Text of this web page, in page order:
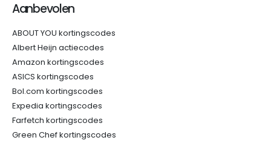
Aanbevolen
ABOUT YOU kortingscodes
Albert Heijn actiecodes
Amazon kortingscodes
ASICS kortingscodes
Bol.com kortingscodes
Expedia kortingscodes
Farfetch kortingscodes
Green Chef kortingscodes